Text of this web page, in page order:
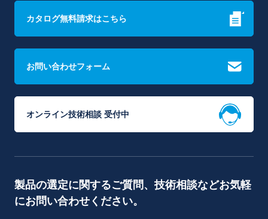
カタログ無料請求はこちら
お問い合わせフォーム
オンライン技術相談 受付中
製品の選定に関するご質問、技術相談などお気軽
にお問い合わせください。